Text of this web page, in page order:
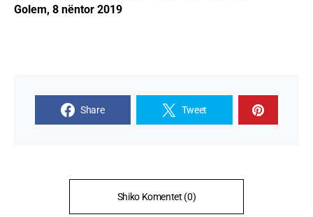
Golem, 8 nëntor 2019
Share Tweet
Shiko Komentet (0)